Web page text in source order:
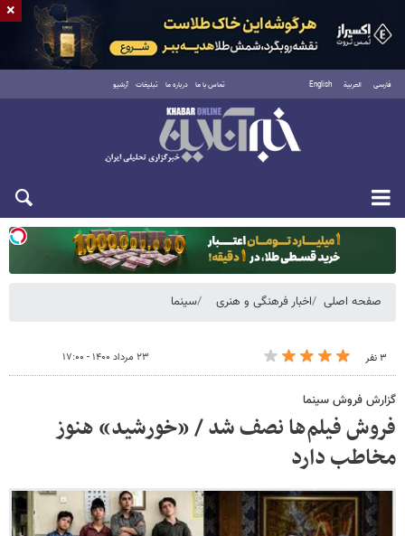
فارسی العربية English تماس با ما درباره ما تبلیغات آرشیو
یکشنبه ۱۸ مرداد ۱۴۰۵
صفحه اصلی اخبار فرهنگی و هنری سینما
۳ نفر ۲۳ مرداد ۱۴۰۰ - ۱۷:۰۰
گزارش فروش سینما
فروش فیلم‌ها نصف شد / «خورشید» هنوز
مخاطب دارد
×